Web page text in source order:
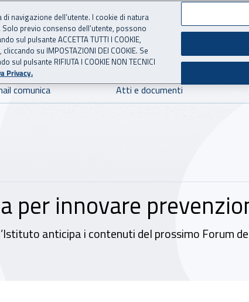
l'Assicurazione
comunica Atti e documenti
per innovare
anticipa i contenuti del prossimo Forum
navigazione dell’utente. I cookie di natura
previo consenso dell’utente, possono
sul pulsante ACCETTA TUTTI I COOKIE,
su IMPOSTAZIONI DEI COOKIE. Se
pulsante RIFIUTA I COOKIE NON TECNICI
Privacy.